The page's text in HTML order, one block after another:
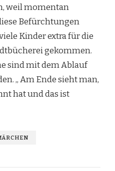
weil momentan
Befürchtungen
Kinder extra für die
gekommen.
sind mit dem Ablauf
„ Am Ende sieht man,
hat und das ist